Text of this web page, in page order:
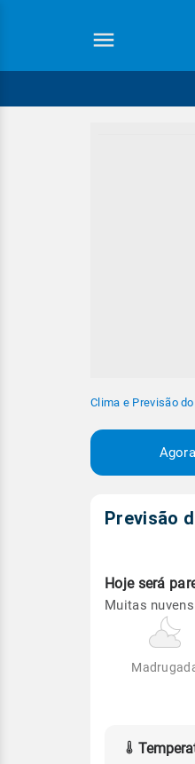
Clima e Previsão
Agora
Previsão
Hoje será
Muitas